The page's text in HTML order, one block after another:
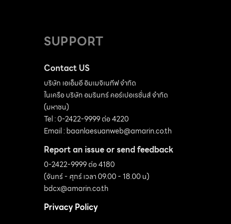
SUPPORT
Contact US
บริษัท เอเอ็มอี อิมเมจิเนทีฟ จำกัด
ในเครือ บริษัท อมรินทร์ คอร์เปอเรชั่นส์ จำกัด
(มหาชน)
Tel : 0-2422-9999 ต่อ 4220
Email :baanlaesuanweb@amarin.co.th
Report an issue or send feedback
0-2422-9999 ต่อ 4180
(จันทร์ - ศุกร์ เวลา 09.00 - 18.00 น)
bdcx@amarin.co.th
Privacy Policy